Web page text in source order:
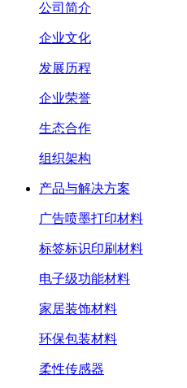
公司简介
企业文化
发展历程
企业荣誉
生态合作
组织架构
产品与解决方案
广告喷墨打印材料
标签标识印刷材料
电子级功能材料
家居装饰材料
环保包装材料
柔性传感器